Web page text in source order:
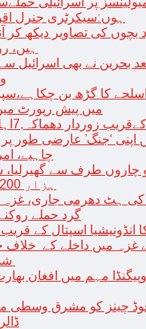
ہوں:سیکرٹری جنرل
کی تصاویر دیکھ کر
ہیں،
بحرین نے بھی اسرائیل
اسلحے کا گڑھ بن
میں پیش رپورٹ
زوردار دھماکہ,7اہلکارزخمی
اپنی ‘جنگ’ عارضی طور
چاہیے،
ہزار 200 ہوگئیں
کی ہٹ دھرمی جاری،
گرد حملے
انڈونیشیا اسپتال کے
کے غزہ میں داخلے کے
مہم میں افغان
فوڈ چینز کو مشرق وسطی